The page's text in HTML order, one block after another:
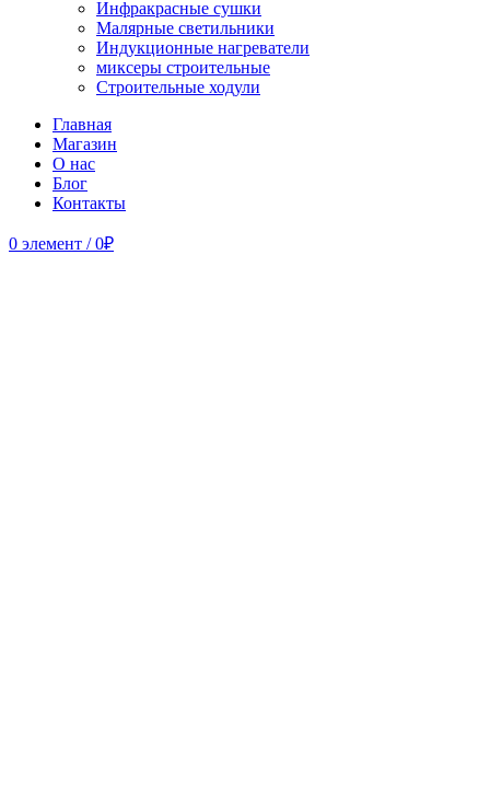
Инфракрасные сушки
Малярные светильники
Индукционные нагреватели
миксеры строительные
Строительные ходули
Главная
Магазин
О нас
Блог
Контакты
0 элемент / 0₽